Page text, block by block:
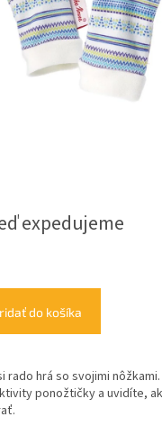
expedujeme
do košíka
rado hrá so svojimi nôžkami.
ponožtičky a uvidíte,
.